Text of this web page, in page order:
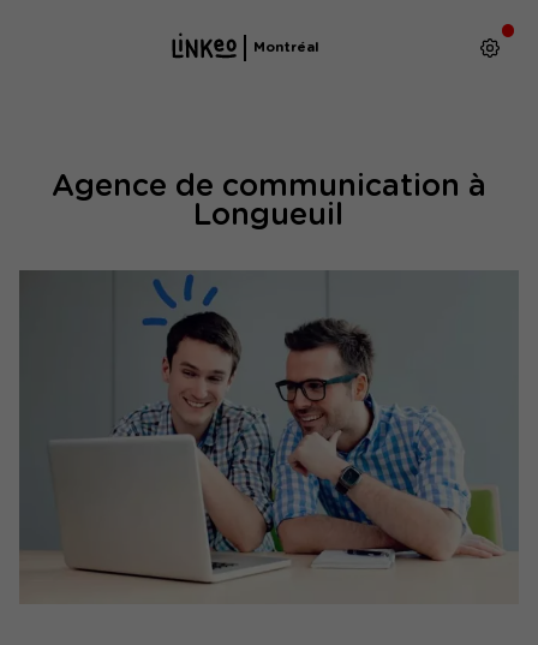
Montréal
Agence de communication à
Longueuil